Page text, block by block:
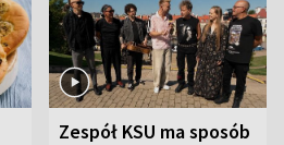
Zespół KSU ma sposób